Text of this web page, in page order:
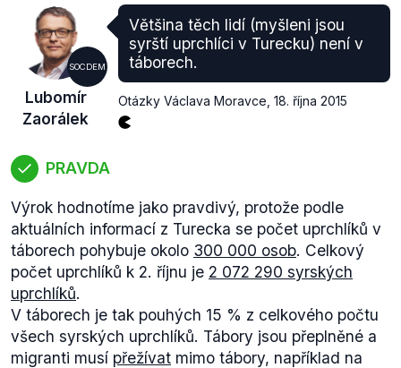
SOCDEM
Lubomír
Zaorálek
Většina těch lidí (myšleni jsou
syrští uprchlíci v Turecku) není v
táborech.
Otázky Václava Moravce 18. října 2015
PRAVDA
Výrok hodnotíme jako pravdivý, protože podle
aktuálních informací z Turecka se počet uprchlíků v
táborech pohybuje okolo 300 000 osob. Celkový
počet uprchlíků k 2. říjnu je 2 072 290 syrských
uprchlíků.
V táborech je tak pouhých 15 % z celkového počtu
všech syrských uprchlíků. Tábory jsou přeplněné a
migranti musí přežívat mimo tábory, například na